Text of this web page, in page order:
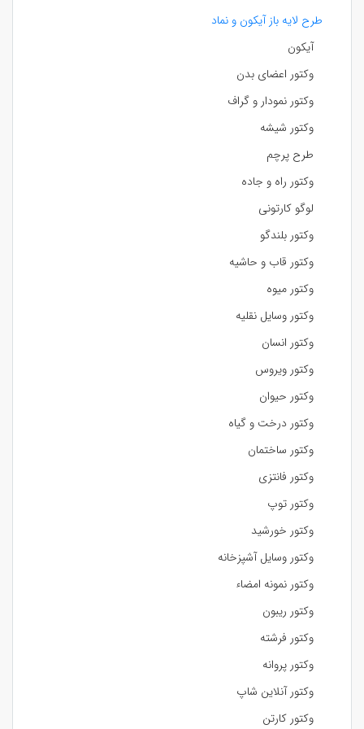
طرح لایه باز آیکون و نماد
آیکون
وکتور اعضای بدن
وکتور نمودار و گراف
وکتور شیشه
طرح پرچم
وکتور راه و جاده
لوگو کارتونی
وکتور بلندگو
وکتور قاب و حاشیه
وکتور میوه
وکتور وسایل نقلیه
وکتور انسان
وکتور ویروس
وکتور حیوان
وکتور درخت و گیاه
وکتور ساختمان
وکتور فانتزی
وکتور توپ
وکتور خورشید
وکتور وسایل آشپزخانه
وکتور نمونه امضاء
وکتور ریبون
وکتور فرشته
وکتور پروانه
وکتور آنلاین شاپ
وکتور کارتن